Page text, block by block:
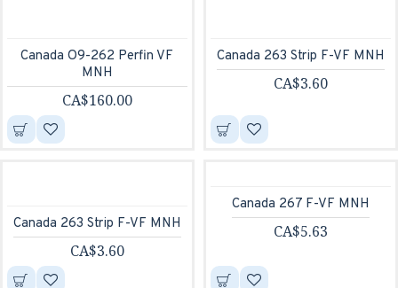
Canada O9-262 Perfin VF
MNH
CA$160.00
Canada 263 Strip F-VF MNH
CA$3.60
Canada 263 Strip F-VF MNH
CA$3.60
Canada 267 F-VF MNH
CA$5.63